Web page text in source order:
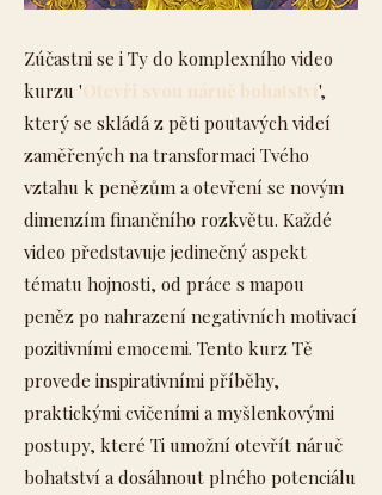
Zúčastni se i Ty do komplexního video
kurzu 'Otevři svou náruč bohatství',
který se skládá z pěti poutavých videí
zaměřených na transformaci Tvého
vztahu k penězům a otevření se novým
dimenzím finančního rozkvětu. Každé
video představuje jedinečný aspekt
tématu hojnosti, od práce s mapou
peněz po nahrazení negativních motivací
pozitivními emocemi. Tento kurz Tě
provede inspirativními příběhy,
praktickými cvičeními a myšlenkovými
postupy, které Ti umožní otevřít náruč
bohatství a dosáhnout plného potenciálu